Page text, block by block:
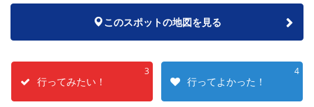
このスポットの地図を見る
3
行ってみたい！
4
行ってよかった！